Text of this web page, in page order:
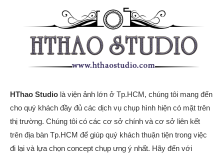
HThao Studio là viện ảnh lớn ở Tp.HCM, chúng tôi mang đến
cho quý khách đầy đủ các dịch vụ chụp hình hiện có mặt trên
thị trường. Chúng tôi có các cơ sở chính và cơ sở liên kết
trên địa bàn Tp.HCM để giúp quý khách thuận tiện trong việc
đi lại và lựa chọn concept chụp ưng ý nhất. Hãy đến với